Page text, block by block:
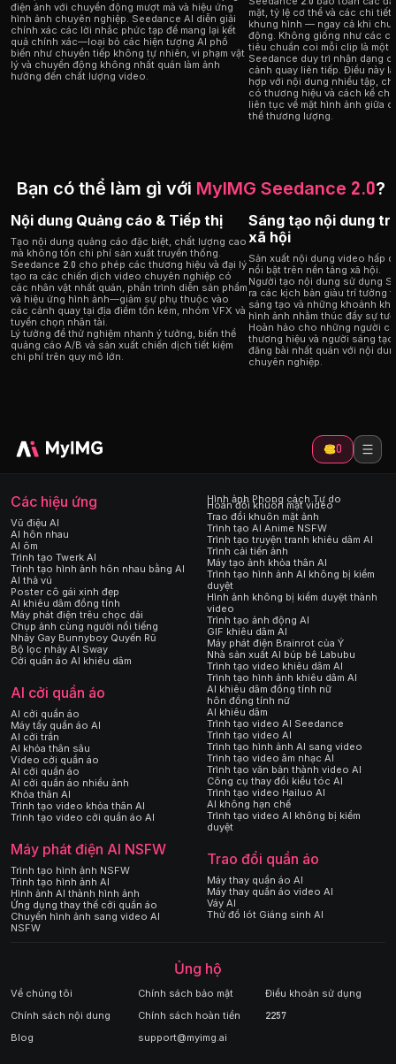
điện ảnh với chuyển động mượt mà và hiệu ứng
hình ảnh chuyên nghiệp. Seedance AI diễn giải
chính xác các lời nhắc phức tạp để mang lại kết
quả chính xác—loại bỏ các hiện tượng AI phổ
biến như chuyển tiếp không tự nhiên, vi phạm vật
lý và chuyển động không nhất quán làm ảnh
hưởng đến chất lượng video.
mặt, tỷ lệ cơ thể và các chi
khung hình — ngay cả khi
động. Không giống như các
tiêu chuẩn coi mỗi clip là một
Seedance duy trì nhận dạng
cảnh quay liên tiếp. Điều này
hợp với nội dung nhiều tập,
có thương hiệu và cách kể
liên tục về mặt hình ảnh giữa
thể thương lượng.
Bạn có thể làm gì với MyIMG Seedance 2.0?
Nội dung Quảng cáo & Tiếp thị
Tạo nội dung quảng cáo đặc biệt, chất lượng cao
mà không tốn chi phí sản xuất truyền thống.
Seedance 2.0 cho phép các thương hiệu và đại lý
tạo ra các chiến dịch video chuyên nghiệp có
các nhân vật nhất quán, phần trình diễn sản phẩm
và hiệu ứng hình ảnh—giảm sự phụ thuộc vào
các cảnh quay tại địa điểm tốn kém, nhóm VFX và
tuyển chọn nhân tài.
Lý tưởng để thử nghiệm nhanh ý tưởng, biến thể
quảng cáo A/B và sản xuất chiến dịch tiết kiệm
chi phí trên quy mô lớn.
Sáng tạo nội dung
xã hội
Sản xuất nội dung video hấp
nổi bật trên nền tảng xã hội.
Người tạo nội dung sử dụng
ra các kịch bản giàu trí tưởng
sáng tạo và những khoảnh
hình ảnh nhằm thúc đẩy sự
Hoàn hảo cho những người
thương hiệu và người sáng
đăng bài nhất quán với nội
chuyên nghiệp.
0
Các hiệu ứng
Vũ điệu AI
AI hôn nhau
AI ôm
Trình tạo Twerk AI
Trình tạo hình ảnh hôn nhau bằng AI
AI thả vú
Poster cô gái xinh đẹp
AI khiêu dâm đồng tính
Máy phát điện trêu chọc dải
Chụp ảnh cùng người nổi tiếng
Nhảy Gay Bunnyboy Quyến Rũ
Bộ lọc nhảy AI Sway
Cởi quần áo AI khiêu dâm
AI cởi quần áo
AI cởi quần áo
Máy tẩy quần áo AI
AI cởi trần
AI khỏa thân sâu
Video cởi quần áo
AI cởi quần áo
AI cởi quần áo nhiều ảnh
Khỏa thân AI
Trình tạo video khỏa thân AI
Trình tạo video cởi quần áo AI
Máy phát điện AI NSFW
Trình tạo hình ảnh NSFW
Trình tạo hình ảnh AI
Hình ảnh AI thành hình ảnh
Ứng dụng thay thế cởi quần áo
Chuyển hình ảnh sang video AI
NSFW
Hình ảnh Phong cách Tự do
Hoán đổi khuôn mặt video
Trao đổi khuôn mặt ảnh
Trình tạo AI Anime NSFW
Trình tạo truyện tranh khiêu dâm AI
Trình cải tiến ảnh
Máy tạo ảnh khỏa thân AI
Trình tạo hình ảnh AI không bị kiểm
duyệt
Hình ảnh không bị kiểm duyệt thành
video
Trình tạo ảnh động AI
GIF khiêu dâm AI
Máy phát điện Brainrot của Ý
Nhà sản xuất AI búp bê Labubu
Trình tạo video khiêu dâm AI
Trình tạo hình ảnh khiêu dâm AI
AI khiêu dâm đồng tính nữ
hôn đồng tính nữ
AI khiêu dâm
Trình tạo video AI Seedance
Trình tạo video AI
Trình tạo hình ảnh AI sang video
Trình tạo video âm nhạc AI
Trình tạo văn bản thành video AI
Công cụ thay đổi kiểu tóc AI
Trình tạo video Hailuo AI
AI không hạn chế
Trình tạo video AI không bị kiểm
duyệt
Trao đổi quần áo
Máy thay quần áo AI
Máy thay quần áo video AI
Váy AI
Thử đồ lót Giáng sinh AI
Ủng hộ
Về chúng tôi Chính sách bảo mật
Điều khoản sử dụng
Chính sách nội dung
Chính sách hoàn tiền
2257
Blog
support@myimg.ai